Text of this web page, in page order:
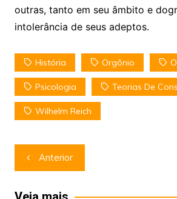
outras, tanto em seu âmbito e
intolerância de seus adeptos.
História Orgônio
Psicologia Teorias De
Wilhelm Reich
Navegação
de
Post
Anterior